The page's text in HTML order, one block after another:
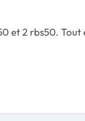
et 2 rbs50.